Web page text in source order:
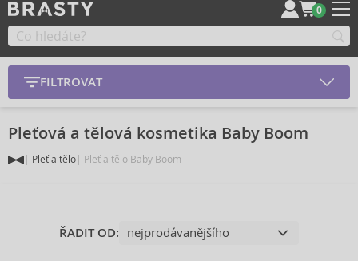
0
FILTROVAT
Pleťová a tělová kosmetika Baby Boom
Pleť a tělo Pleť a tělo Baby Boom
ŘADIT OD: